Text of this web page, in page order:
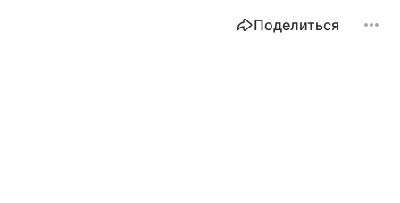
Поделиться